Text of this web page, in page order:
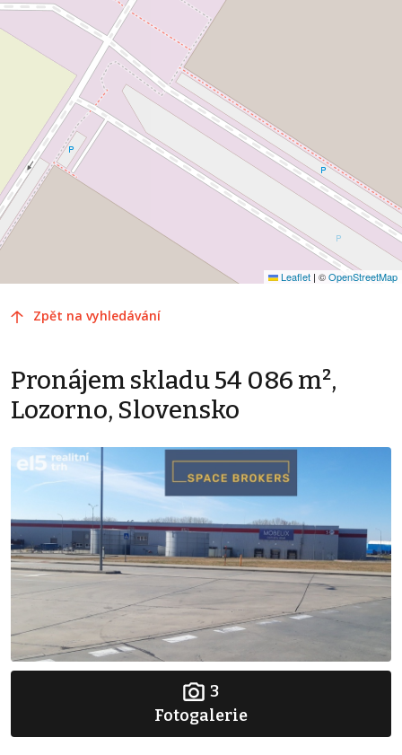
Leaflet | ©OpenStreetMap
Zpět na vyhledávání
Pronájem skladu 54 086 m²,
Lozorno, Slovensko
3
Fotogalerie